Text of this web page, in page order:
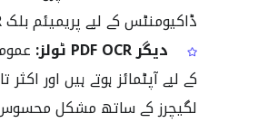
ڈاکیومنٹس کے لیے پریمیئم بلک OCR
دیگر PDF OCR ٹولز:
کے لیے آپٹمائز ہوتے ہیں اور
لگیچرز کے ساتھ مشکل محسوس